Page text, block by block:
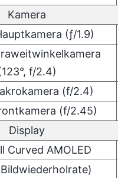
Kamera
(ƒ/1.9)
f/2.4)
(f/2.4)
(f/2.45)
Display
Curved AMOLED